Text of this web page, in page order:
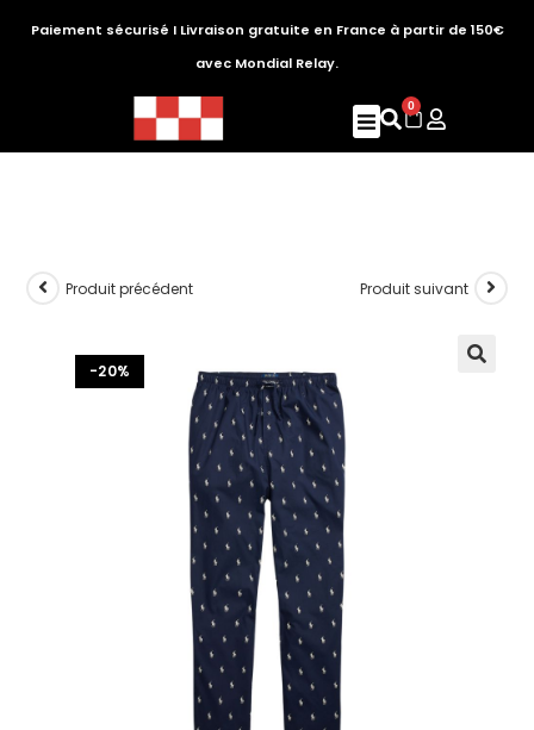
Paiement sécurisé I Livraison gratuite en France à partir de 150€
avec Mondial Relay.
0
-20%
Produit précédent Produit suivant